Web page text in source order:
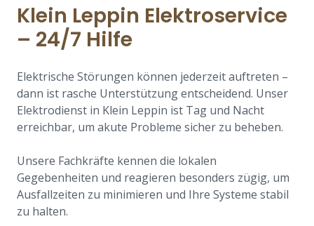
Klein Leppin Elektroservice
– 24/7 Hilfe
Elektrische Störungen können jederzeit auftreten –
dann ist rasche Unterstützung entscheidend. Unser
Elektrodienst in Klein Leppin ist Tag und Nacht
erreichbar, um akute Probleme sicher zu beheben.
Unsere Fachkräfte kennen die lokalen
Gegebenheiten und reagieren besonders zügig, um
Ausfallzeiten zu minimieren und Ihre Systeme stabil
zu halten.